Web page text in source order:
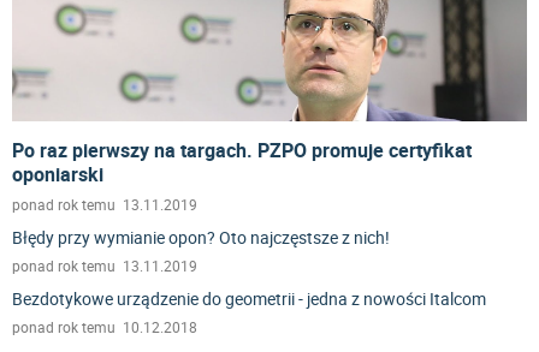
Po raz pierwszy na targach. PZPO promuje certyfikat
oponiarski
ponad rok temu 13.11.2019
Błędy przy wymianie opon? Oto najczęstsze z nich!
ponad rok temu 13.11.2019
Bezdotykowe urządzenie do geometrii - jedna z nowości Italcom
ponad rok temu 10.12.2018